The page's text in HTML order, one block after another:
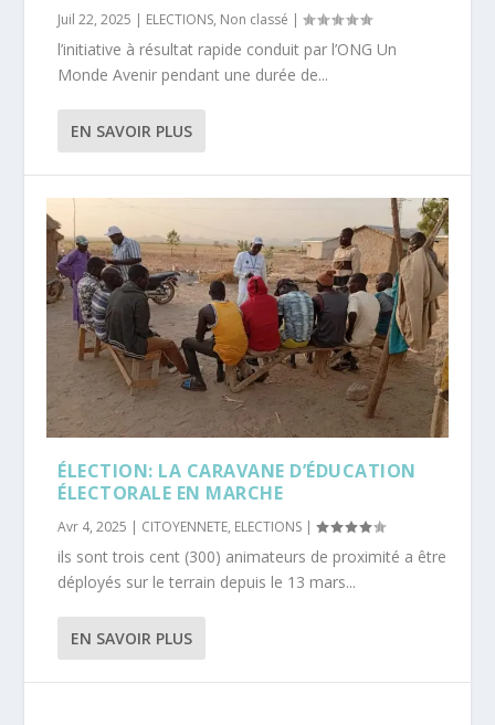
Juil 22, 2025 | ELECTIONS, Non classé |
l’initiative à résultat rapide conduit par l’ONG Un
Monde Avenir pendant une durée de...
EN SAVOIR PLUS
ÉLECTION: LA CARAVANE D’ÉDUCATION
ÉLECTORALE EN MARCHE
Avr 4, 2025 | CITOYENNETE, ELECTIONS |
ils sont trois cent (300) animateurs de proximité a être
déployés sur le terrain depuis le 13 mars...
EN SAVOIR PLUS